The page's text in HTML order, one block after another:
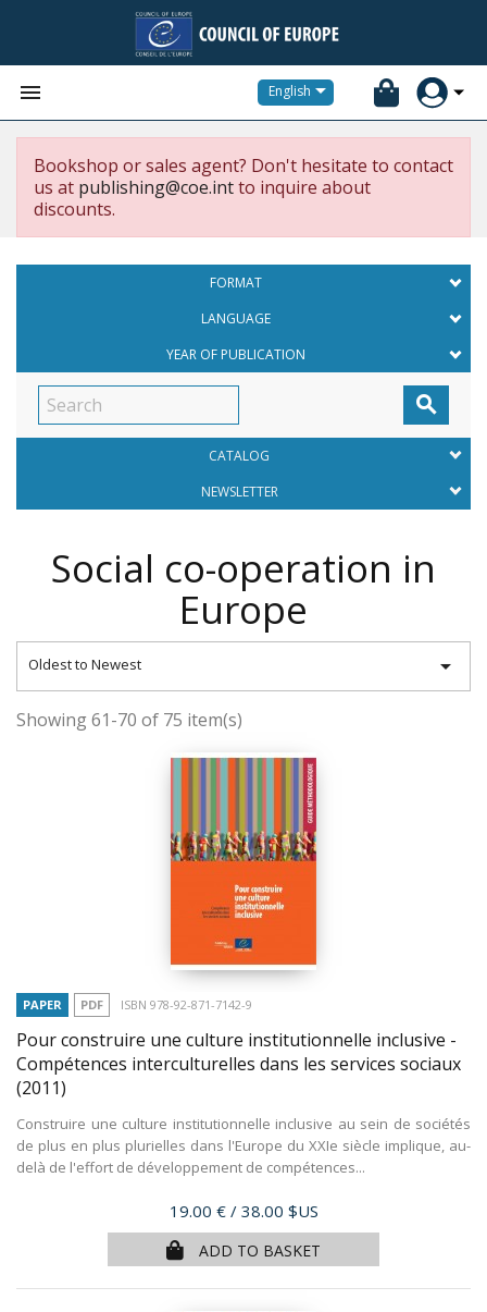
 English
Bookshop or sales agent? Don't hesitate to contact
us at publishing@coe.intto inquire about
discounts.
FORMAT
LANGUAGE
YEAR OF PUBLICATION

CATALOG
NEWSLETTER
Social co-operation in
Europe
Oldest to Newest 
Showing 61-70 of 75 item(s)
PAPER PDF ISBN 978-92-871-7142-9
Pour construire une culture institutionnelle inclusive -
Compétences interculturelles dans les services sociaux
(2011)
Construire une culture institutionnelle inclusive au sein de sociétés
de plus en plus plurielles dans l'Europe du XXIe siècle implique, au-
delà de l'effort de développement de compétences...
Price
19.00 € / 38.00 $US
ADD TO BASKET